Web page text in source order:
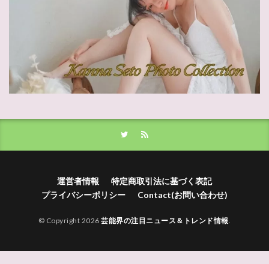
運営者情報
特定商取引法に基づく表記
プライバシーポリシー
Contact(お問い合わせ)
© Copyright 2026芸能界の注目ニュース＆トレンド情報